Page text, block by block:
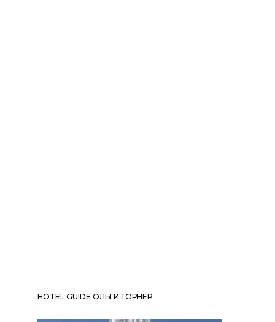
HOTEL GUIDE ОЛЬГИ ТОРНЕР